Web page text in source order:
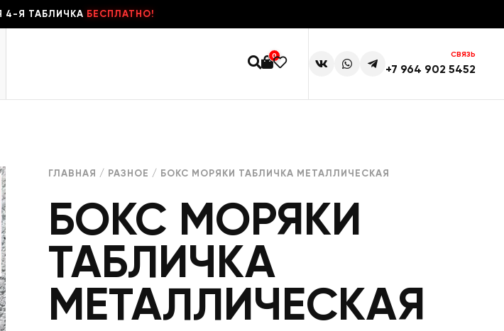
4-Я ТАБЛИЧКА БЕСПЛАТНО!
0 СВЯЗЬ
+7 964 902 5452
ГЛАВНАЯ / РАЗНОЕ / БОКС МОРЯКИ ТАБЛИЧКА МЕТАЛЛИЧЕСКАЯ
БОКС МОРЯКИ
ТАБЛИЧКА
МЕТАЛЛИЧЕСКАЯ